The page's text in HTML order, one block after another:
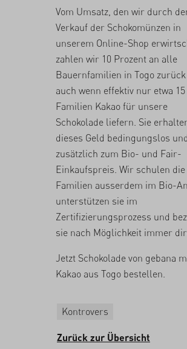
Vom Umsatz, den wir durch
Verkauf der Schokomünzen in
unserem Online-Shop
zahlen wir 10 Prozent an alle
Bauernfamilien in Togo
auch wenn effektiv nur etwa 15
Familien Kakao für unsere
Schokolade liefern. Sie
dieses Geld bedingungslos und
zusätzlich zum Bio- und Fair-
Einkaufspreis. Wir schulen die
Familien ausserdem im Bio-
unterstützen sie im
Zertifizierungsprozess und
sie nach Möglichkeit immer
Jetzt Schokolade von gebana
Kakao aus Togo bestellen
Kontrovers
Zurück zur Übersicht